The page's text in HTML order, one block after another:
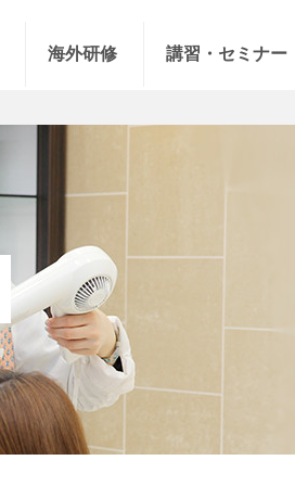
海外研修 講習・セミナー